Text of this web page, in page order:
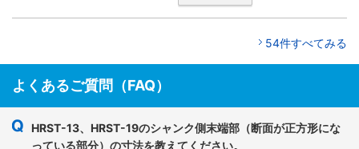
54件すべてみる
よくあるご質問（FAQ）
HRST-13、HRST-19のシャンク側末端部（断面が正方形にな
っている部分）の寸法を教えてください。